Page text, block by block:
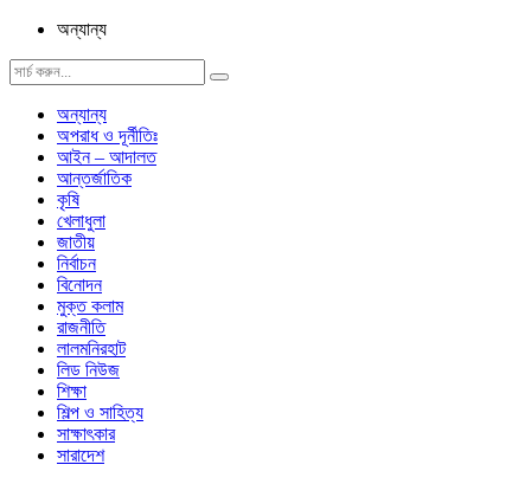
অন্যান্য
অন্যান্য
অপরাধ ও দূর্নীতিঃ
আইন – আদালত
আন্তর্জাতিক
কৃষি
খেলাধুলা
জাতীয়
নির্বাচন
বিনোদন
মুক্ত কলাম
রাজনীতি
লালমনিরহাট
লিড নিউজ
শিক্ষা
শিল্প ও সাহিত্য
সাক্ষাৎকার
সারাদেশ